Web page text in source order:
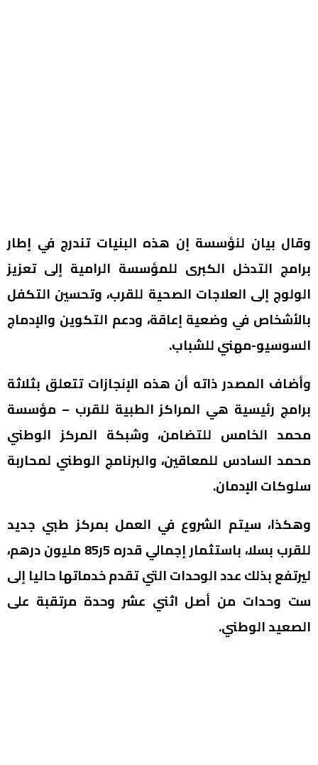
وقال بيان لنؤسسة إن هذه البنيات تندرج في إطار
برامج التدخل الكبرى للمؤسسة الرامية إلى تعزيز
الولوج إلى العلاجات الصحية للقرب، وتحسين التكفل
بالأشخاص في وضعية إعاقة، ودعم التكوين والإدماج
السوسيو-مهني للشباب.
وأضاف المصدر ذاته أن هذه الإنجازات تتعلق بثلاثة
برامج رئيسية هي المراكز الطبية للقرب – مؤسسة
محمد الخامس للتضامن، وشبكة المركز الوطني
محمد السادس للمعاقين، والبرنامج الوطني لمحاربة
سلوكات الإدمان.
وهكذا، سيتم الشروع في العمل بمركز طبي جديد
للقرب بسلا، باستثمار إجمالي قدره 5ر85 مليون درهم،
ليرتفع بذلك عدد الوحدات التي تقدم خدماتها حاليا إلى
ست وحدات من أصل اثني عشر وحدة مرتقبة على
الصعيد الوطني.